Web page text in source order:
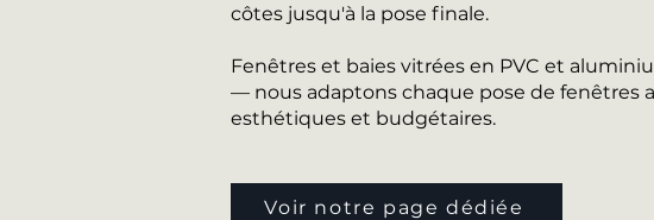
côtes jusqu'à la pose finale.
Fenêtres et baies vitrées en PVC et
— nous adaptons chaque pose de fenêtres
esthétiques et budgétaires.
Voir notre page dédiée